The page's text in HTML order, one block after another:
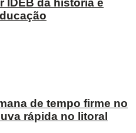
IDEB da história e
de tempo firme no
rápida no litoral